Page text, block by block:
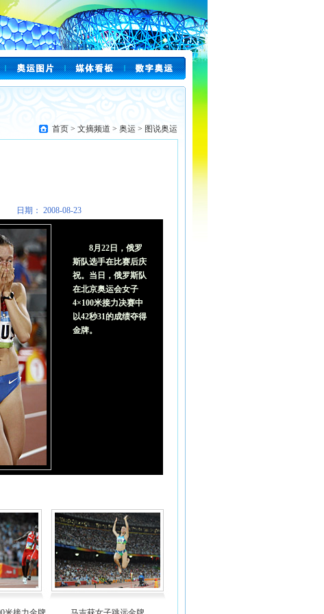
首页 > 文摘频道 > 奥运 > 图说奥运
日期： 2008-08-23
8月22日，俄罗
斯队选手在比赛后庆
祝。当日，俄罗斯队
在北京奥运会女子
4×100米接力决赛中
以42秒31的成绩夺得
金牌。